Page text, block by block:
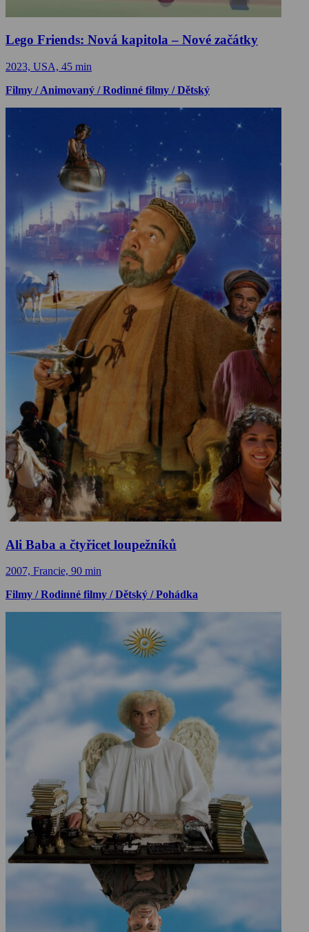
Lego Friends: Nová kapitola – Nové začátky
2023, USA, 45 min
Filmy / Animovaný / Rodinné filmy / Dětský
Ali Baba a čtyřicet loupežníků
2007, Francie, 90 min
Filmy / Rodinné filmy / Dětský / Pohádka